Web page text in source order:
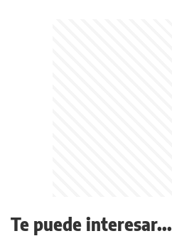
Te puede interesar...